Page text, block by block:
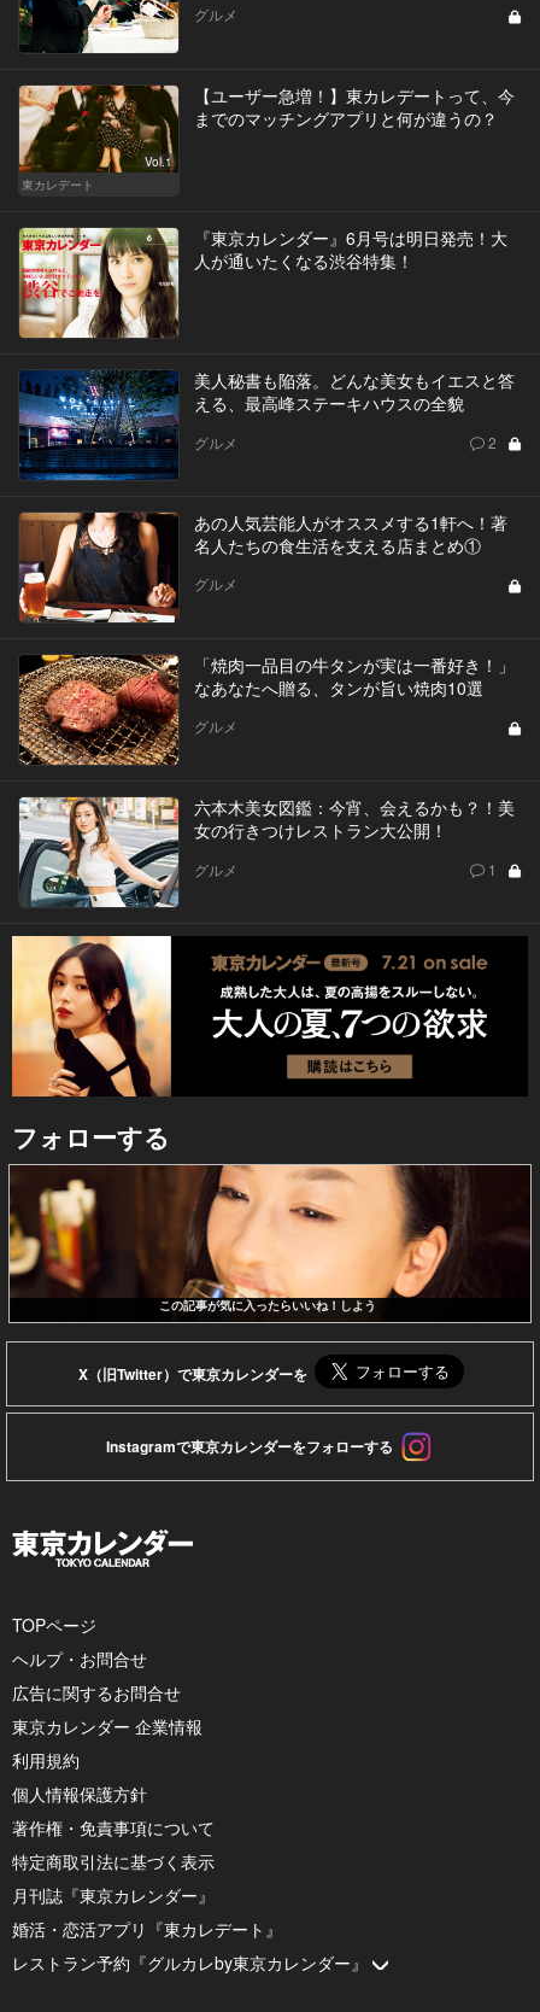
グルメ
Vol.1
東カレデート
【ユーザー急増！】東カレデートって、今
までのマッチングアプリと何が違うの？
『東京カレンダー』6月号は明日発売！大
人が通いたくなる渋谷特集！
美人秘書も陥落。どんな美女もイエスと答
える、最高峰ステーキハウスの全貌
グルメ 2
あの人気芸能人がオススメする1軒へ！著
名人たちの食生活を支える店まとめ①
グルメ
「焼肉一品目の牛タンが実は一番好き！」
なあなたへ贈る、タンが旨い焼肉10選
グルメ
六本木美女図鑑：今宵、会えるかも？！美
女の行きつけレストラン大公開！
グルメ 1
フォローする
この記事が気に入ったらいいね！しよう
X（旧Twitter）で東京カレンダーを
Instagramで東京カレンダーをフォローする
TOPページ
ヘルプ・お問合せ
広告に関するお問合せ
東京カレンダー 企業情報
利用規約
個人情報保護方針
著作権・免責事項について
特定商取引法に基づく表示
月刊誌『東京カレンダー』
婚活・恋活アプリ『東カレデート』
レストラン予約『グルカレby東京カレンダー』